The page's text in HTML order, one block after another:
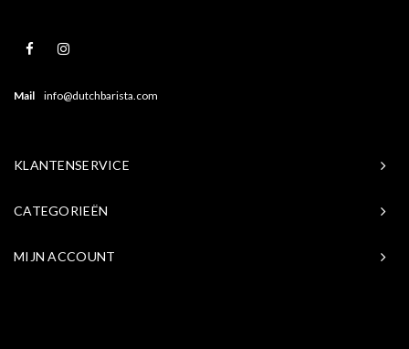
Mail info@dutchbarista.com
KLANTENSERVICE
CATEGORIEËN
MIJN ACCOUNT